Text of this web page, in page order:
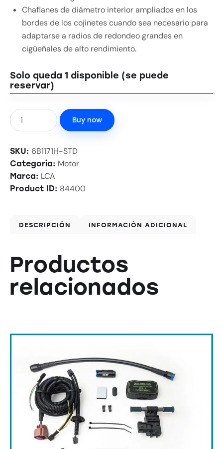
Chaflanes de diámetro interior ampliados en los
bordes de los cojinetes cuando sea necesario para
adaptarse a radios de redondeo grandes en
cigüeñales de alto rendimiento.
Solo queda 1 disponible (se puede
reservar)
Buy now
SKU: 6B1171H-STD
Categoría: Motor
Marca: LCA
Product ID: 84400
DESCRIPCIÓN INFORMACIÓN ADICIONAL
Productos
relacionados